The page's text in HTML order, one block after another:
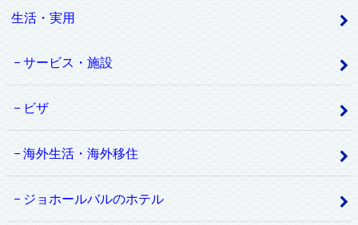
生活・実用
サービス・施設
ビザ
海外生活・海外移住
ジョホールバルのホテル